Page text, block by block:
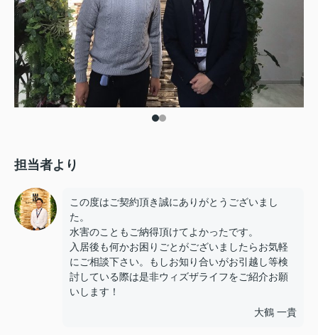
担当者より
この度はご契約頂き誠にありがとうございまし
た。
水害のこともご納得頂けてよかったです。
入居後も何かお困りごとがございましたらお気軽
にご相談下さい。もしお知り合いがお引越し等検
討している際は是非ウィズザライフをご紹介お願
いします！
大鶴 一貴